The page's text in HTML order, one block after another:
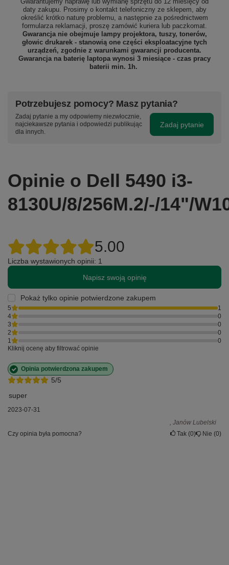
daty zakupu. Prosimy o kontakt telefoniczny ze sklepem, aby
określić krótko naturę problemu, a następnie za pośrednictwem
formularza reklamacji, proszę zamówić kuriera lub paczkomat.
Gwarancja nie obejmuje lampy projektora, tuszy, tonerów,
głowic drukarek - stanowią one części eksploatacyjne tych
urządzeń, zgodnie z warunkami gwarancji producenta.
Gwarancja na baterię laptopa wynosi 3 miesiące - czas pracy
baterii min. 1h.
Potrzebujesz pomocy? Masz pytania?
Zadaj pytanie a my odpowiemy niezwłocznie,
najciekawsze pytania i odpowiedzi publikując
dla innych.
Zadaj pytanie
Opinie o Dell 5490 i3-
8130U/8/256M.2/-/14"/
5.00
Liczba wystawionych opinii: 1
Napisz swoją opinię
Pokaż tylko opinie potwierdzone zakupem
5
1
4
0
3
0
2
0
1
0
Kliknij ocenę aby filtrować opinie
5/5
Opinia potwierdzona zakupem
super
2023-07-31
, Janów Lubelski
Czy opinia była pomocna?
Tak 0 Nie 0